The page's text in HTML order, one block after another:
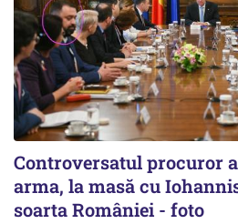
Controversatul procuror
arma, la masă cu
soarta României - foto